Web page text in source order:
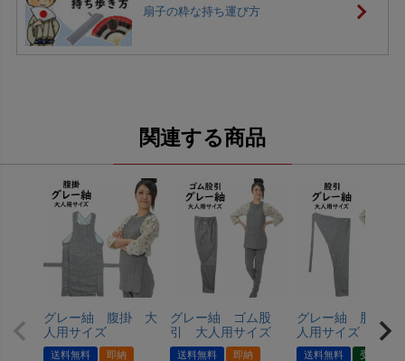
扇子の粋な持ち運び方
関連する商品
グレー紬 腹掛 大
人用サイズ
送料無料 即納
グレー紬 ゴム股
引 大人用サイズ
送料無料 即納
グレー紬 股引
人用サイズ
送料無料 受注生産